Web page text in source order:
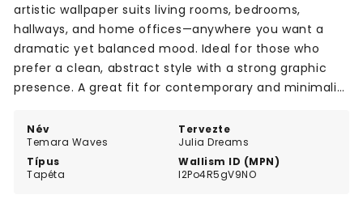
Név
Temara Waves
Tervezte
Julia Dreams
Típus
Tapéta
Wallism ID (MPN)
l2Po4R5gV9NO
artistic wallpaper suits living rooms, bedrooms,
hallways, and home offices—anywhere you want a
dramatic yet balanced mood. Ideal for those who
prefer a clean, abstract style with a strong graphic
presence. A great fit for contemporary and minimalist